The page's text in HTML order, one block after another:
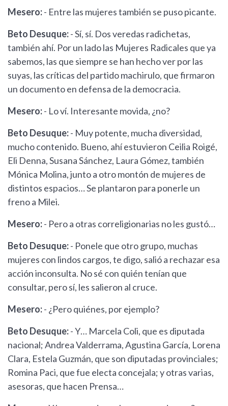
Mesero:- Entre las mujeres también se puso picante.
Beto Desuque:- Sí, sí. Dos veredas radichetas,
también ahí. Por un lado las Mujeres Radicales que ya
sabemos, las que siempre se han hecho ver por las
suyas, las críticas del partido machirulo, que firmaron
un documento en defensa de la democracia.
Mesero:- Lo ví. Interesante movida, ¿no?
Beto Desuque:- Muy potente, mucha diversidad,
mucho contenido. Bueno, ahí estuvieron Ceilia Roigé,
Eli Denna, Susana Sánchez, Laura Gómez, también
Mónica Molina, junto a otro montón de mujeres de
distintos espacios… Se plantaron para ponerle un
freno a Milei.
Mesero:- Pero a otras correligionarias no les gustó…
Beto Desuque:- Ponele que otro grupo, muchas
mujeres con lindos cargos, te digo, salió a rechazar esa
acción inconsulta. No sé con quién tenían que
consultar, pero sí, les salieron al cruce.
Mesero:- ¿Pero quiénes, por ejemplo?
Beto Desuque:- Y… Marcela Coli, que es diputada
nacional; Andrea Valderrama, Agustina García, Lorena
Clara, Estela Guzmán, que son diputadas provinciales;
Romina Paci, que fue electa concejala; y otras varias,
asesoras, que hacen Prensa…